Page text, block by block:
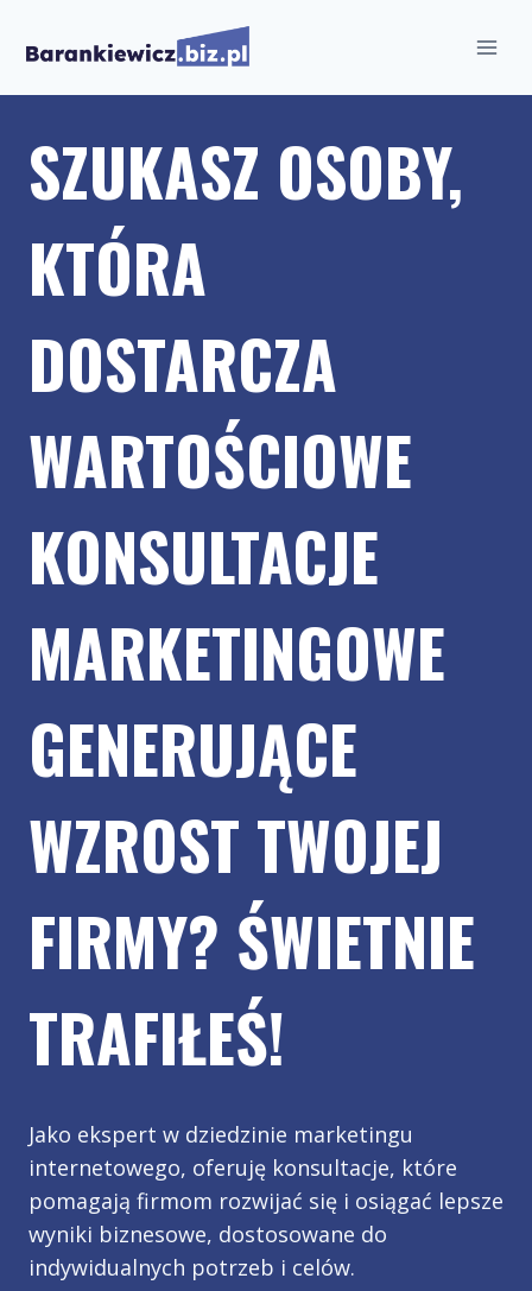
SZUKASZ OSOBY,
KTÓRA
DOSTARCZA
WARTOŚCIOWE
KONSULTACJE
MARKETINGOWE
GENERUJĄCE
WZROST TWOJEJ
FIRMY? ŚWIETNIE
TRAFIŁEŚ!
Jako ekspert w dziedzinie marketingu
internetowego, oferuję konsultacje, które
pomagają firmom rozwijać się i osiągać lepsze
wyniki biznesowe, dostosowane do
indywidualnych potrzeb i celów.